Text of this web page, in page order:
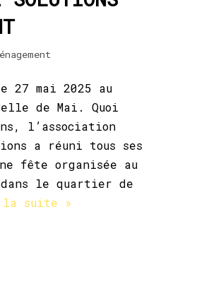
27 mai 2025 au
de Mai. Quoi
l’association
a réuni tous ses
fête organisée au
dans le quartier de
suite »